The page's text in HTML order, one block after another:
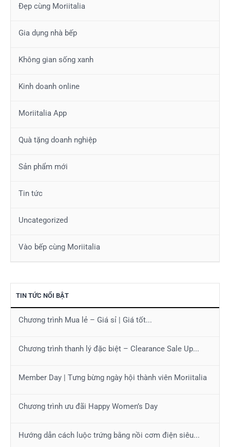
Đẹp cùng Moriitalia
Gia dụng nhà bếp
Không gian sống xanh
Kinh doanh online
Moriitalia App
Quà tặng doanh nghiệp
Sản phẩm mới
Tin tức
Uncategorized
Vào bếp cùng Moriitalia
TIN TỨC NỔI BẬT
Chương trình Mua lẻ – Giá sỉ | Giá tốt...
Chương trình thanh lý đặc biệt – Clearance Sale Up...
Member Day | Tưng bừng ngày hội thành viên Moriitalia
Chương trình ưu đãi Happy Women’s Day
Hướng dẫn cách luộc trứng bằng nồi cơm điện siêu...